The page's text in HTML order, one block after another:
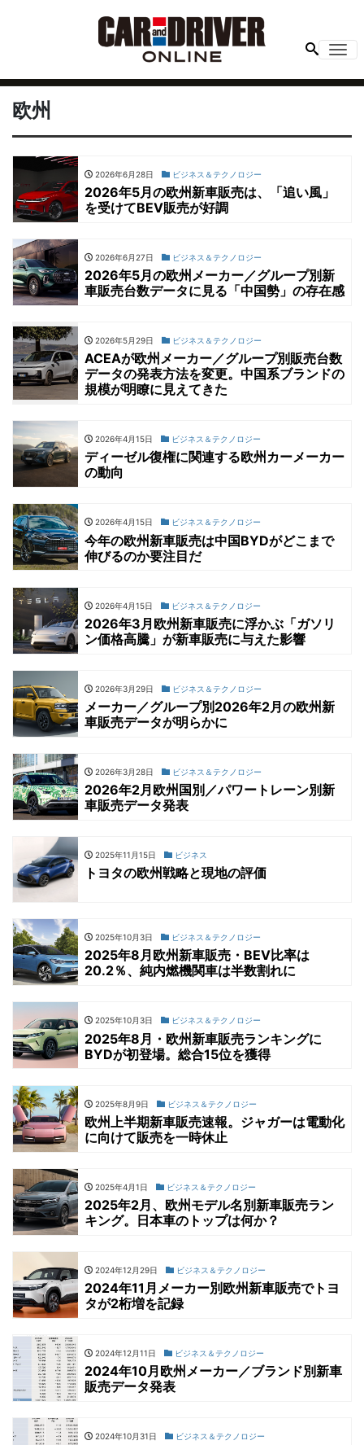
欧州
2026年6月28日 ビジネス＆テクノロジー
2026年5月の欧州新車販売は、「追い風」
を受けてBEV販売が好調
2026年6月27日 ビジネス＆テクノロジー
2026年5月の欧州メーカー／グループ別新
車販売台数データに見る「中国勢」の存在感
2026年5月29日 ビジネス＆テクノロジー
ACEAが欧州メーカー／グループ別販売台数
データの発表方法を変更。中国系ブランドの
規模が明瞭に見えてきた
2026年4月15日 ビジネス＆テクノロジー
ディーゼル復権に関連する欧州カーメーカー
の動向
2026年4月15日 ビジネス＆テクノロジー
今年の欧州新車販売は中国BYDがどこまで
伸びるのか要注目だ
2026年4月15日 ビジネス＆テクノロジー
2026年3月欧州新車販売に浮かぶ「ガソリ
ン価格高騰」が新車販売に与えた影響
2026年3月29日 ビジネス＆テクノロジー
メーカー／グループ別2026年2月の欧州新
車販売データが明らかに
2026年3月28日 ビジネス＆テクノロジー
2026年2月欧州国別／パワートレーン別新
車販売データ発表
2025年11月15日 ビジネス
トヨタの欧州戦略と現地の評価
2025年10月3日 ビジネス＆テクノロジー
2025年8月欧州新車販売・BEV比率は
20.2％、純内燃機関車は半数割れに
2025年10月3日 ビジネス＆テクノロジー
2025年8月・欧州新車販売ランキングに
BYDが初登場。総合15位を獲得
2025年8月9日 ビジネス＆テクノロジー
欧州上半期新車販売速報。ジャガーは電動化
に向けて販売を一時休止
2025年4月1日 ビジネス＆テクノロジー
2025年2月、欧州モデル名別新車販売ラン
キング。日本車のトップは何か？
2024年12月29日 ビジネス＆テクノロジー
2024年11月メーカー別欧州新車販売でトヨ
タが2桁増を記録
2024年12月11日 ビジネス＆テクノロジー
2024年10月欧州メーカー／ブランド別新車
販売データ発表
2024年10月31日 ビジネス＆テクノロジー